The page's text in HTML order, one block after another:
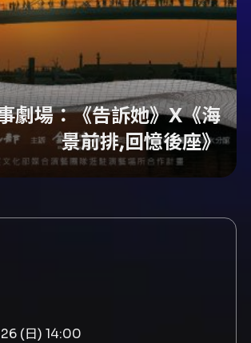
劇場：《告訴她》X《海
景前排,回憶後座》
(日) 14:00